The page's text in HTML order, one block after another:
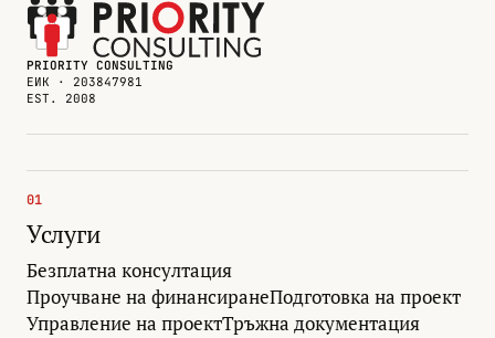
PRIORITY CONSULTING
ЕИК · 203847981
EST. 2008
01
Услуги
Безплатна консултация
Проучване на финансиранеПодготовка на проект
Управление на проектТръжна документация